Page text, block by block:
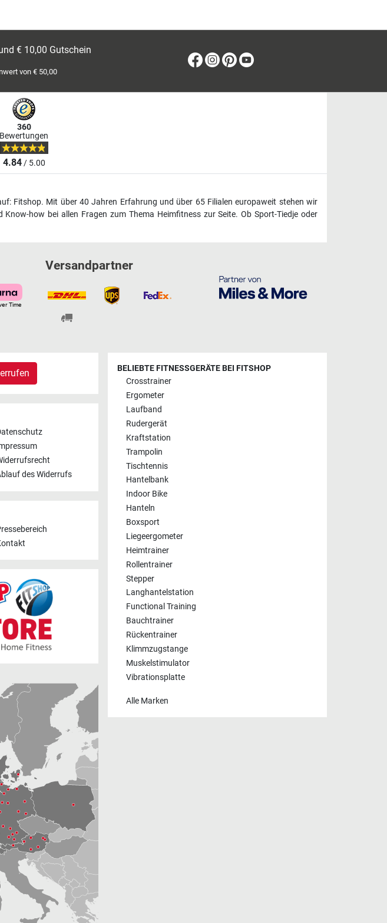
€ 10,00 Gutschein
von € 50,00
Facebook
Instagram
Pinterest
360
Bewertungen
4.84/ 5.00
Fitshop. Mit über 40 Jahren Erfahrung und über 65 Filialen europaweit stehen wir
how bei allen Fragen zum Thema Heimfitness zur Seite. Ob Sport-Tiedje oder
Versandpartner
des Widerrufs
BELIEBTE FITNESSGERÄTE BEI FITSHOP
Crosstrainer
Ergometer
Laufband
Rudergerät
Kraftstation
Trampolin
Tischtennis
Hantelbank
Indoor Bike
Hanteln
Boxsport
Liegeergometer
Heimtrainer
Rollentrainer
Stepper
Langhantelstation
Functional Training
Bauchtrainer
Rückentrainer
Klimmzugstange
Muskelstimulator
Vibrationsplatte
Alle Marken